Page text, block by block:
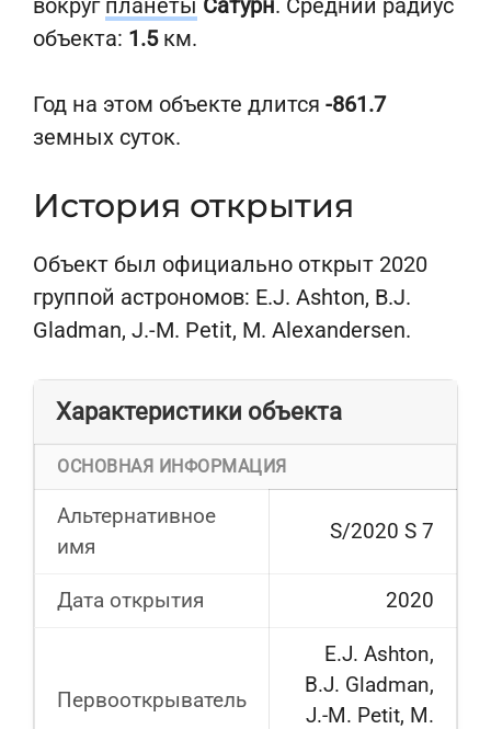
вокруг планеты Сатурн. Средний радиус
объекта: 1.5км.
Год на этом объекте длится -861.7
земных суток.
История открытия
Объект был официально открыт 2020
группой астрономов: E.J. Ashton, B.J.
Gladman, J.-M. Petit, M. Alexandersen.
Характеристики объекта
ОСНОВНАЯ ИНФОРМАЦИЯ
Альтернативное
имя
S/2020 S 7
Дата открытия 2020
Первооткрыватель
E.J. Ashton,
B.J. Gladman,
J.-M. Petit, M.